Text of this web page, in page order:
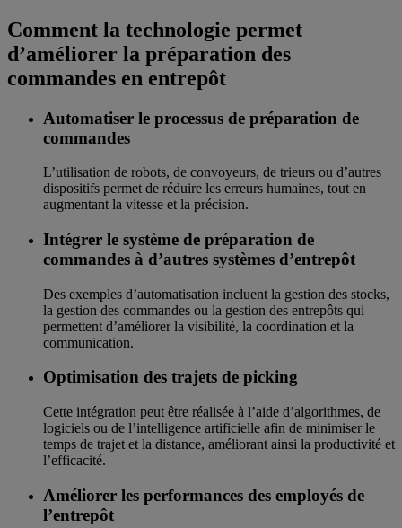
Comment la technologie permet
d’améliorer la préparation des
commandes en entrepôt
Automatiser le processus de préparation de
commandes
L’utilisation de robots, de convoyeurs, de trieurs ou d’autres
dispositifs permet de réduire les erreurs humaines, tout en
augmentant la vitesse et la précision.
Intégrer le système de préparation de
commandes à d’autres systèmes d’entrepôt
Des exemples d’automatisation incluent la gestion des stocks,
la gestion des commandes ou la gestion des entrepôts qui
permettent d’améliorer la visibilité, la coordination et la
communication.
Optimisation des trajets de picking
Cette intégration peut être réalisée à l’aide d’algorithmes, de
logiciels ou de l’intelligence artificielle afin de minimiser le
temps de trajet et la distance, améliorant ainsi la productivité et
l’efficacité.
Améliorer les performances des employés de
l’entrepôt